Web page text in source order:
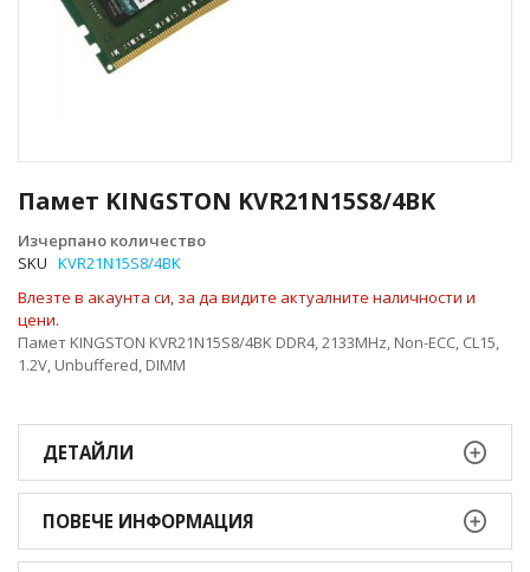
Памет KINGSTON KVR21N15S8/4BK
Изчерпано количество
SKU KVR21N15S8/4BK
Влезте в акаунта си, за да видите актуалните наличности и
цени.
Памет KINGSTON KVR21N15S8/4BK DDR4, 2133MHz, Non-ECC, CL15,
1.2V, Unbuffered, DIMM
към
началото
на
галерия
снимки
ДЕТАЙЛИ
ПОВЕЧЕ ИНФОРМАЦИЯ